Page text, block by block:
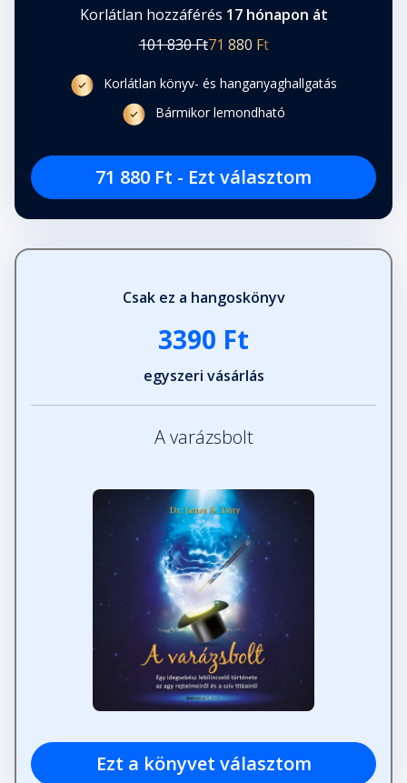
Korlátlan hozzáférés 17 hónapon át
101 830 Ft71 880 Ft
Korlátlan könyv- és hanganyaghallgatás
Bármikor lemondható
71 880 Ft - Ezt választom
Csak ez a hangoskönyv
3390 Ft
egyszeri vásárlás
A varázsbolt
Ezt a könyvet választom